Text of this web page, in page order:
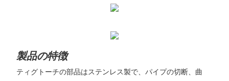
製品の特徴
ティグトーチの部品はステンレス製で、パイプの切断、曲